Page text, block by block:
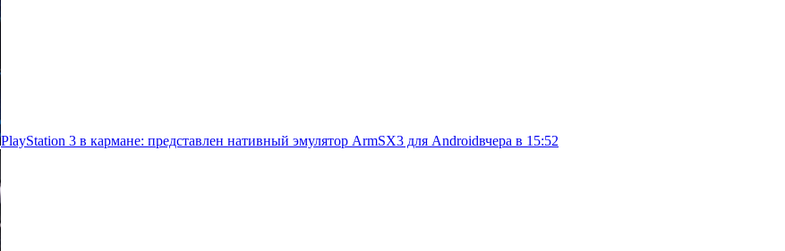
PlayStation 3 в кармане: представлен нативный эмулятор ArmSX3 для Androidвчера в 15:52